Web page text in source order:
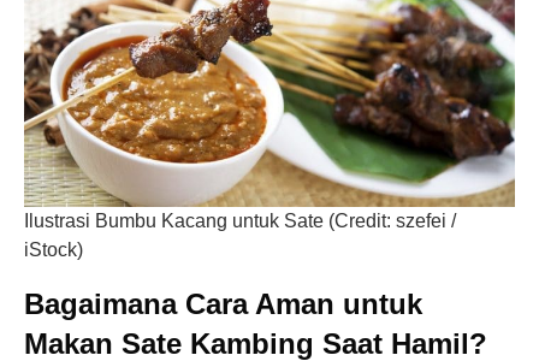
Ilustrasi Bumbu Kacang untuk Sate (Credit: szefei /
iStock)
Bagaimana Cara Aman untuk
Makan Sate Kambing Saat Hamil?